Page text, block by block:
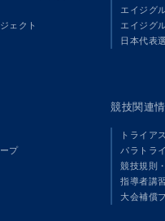
ェクト
エイジグ
エイジグ
日本代表
プ
競技関連
トライア
パラトラ
競技規則
指導者講
大会補償